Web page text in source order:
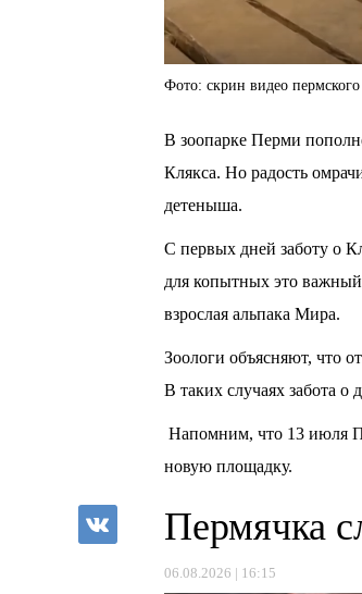
Фото: скрин видео пермского
В зоопарке Перми
Клякса. Но радость
детеныша.
С первых дней заботу о
для копытных это важный
взрослая альпака Мира.
Зоологи объясняют, что
В таких случаях забота
Напомним, что 13 июля
новую площадку.
Пермячка
06.08.2026 | 16:15